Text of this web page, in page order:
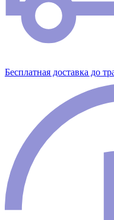
Бесплатная доставка до